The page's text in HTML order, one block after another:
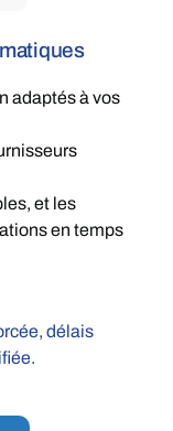
adaptés à vos
et les
en temps
délais